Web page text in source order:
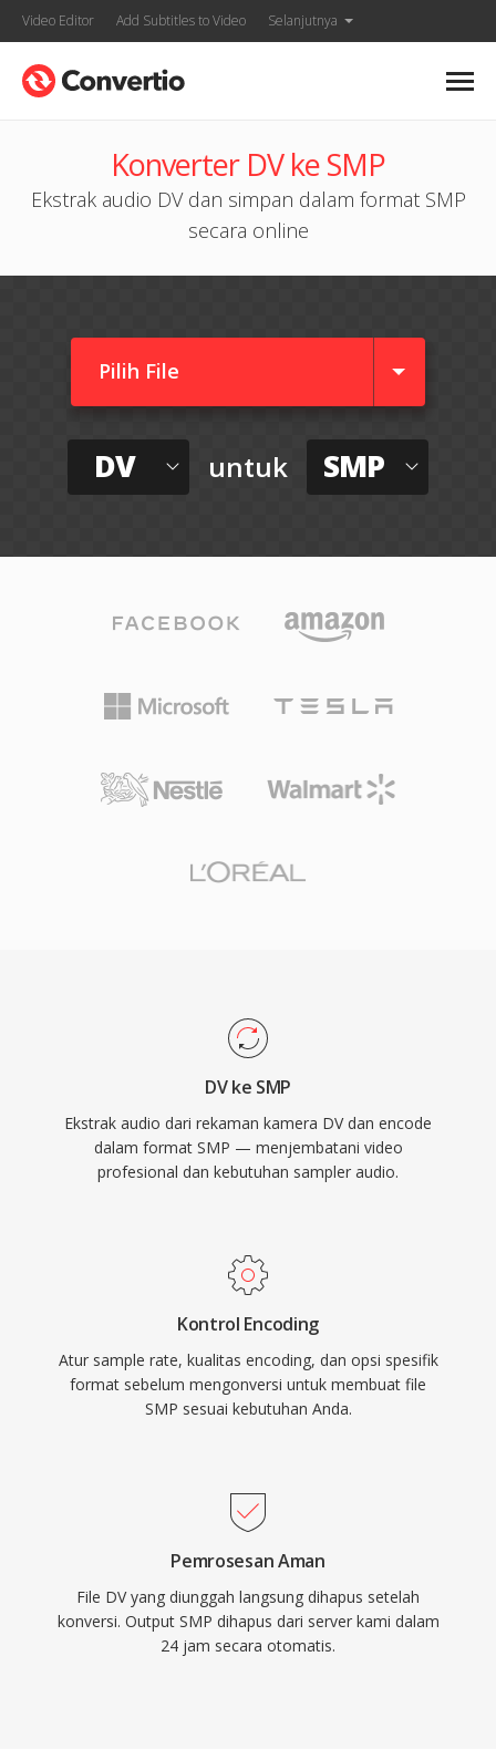
Video Editor Add Subtitles to Video Selanjutnya
Konverter DV ke SMP
Ekstrak audio DV dan simpan dalam format SMP
secara online
Pilih File
DV untuk SMP
DV ke SMP
Ekstrak audio dari rekaman kamera DV dan encode
dalam format SMP — menjembatani video
profesional dan kebutuhan sampler audio.
Kontrol Encoding
Atur sample rate, kualitas encoding, dan opsi spesifik
format sebelum mengonversi untuk membuat file
SMP sesuai kebutuhan Anda.
Pemrosesan Aman
File DV yang diunggah langsung dihapus setelah
konversi. Output SMP dihapus dari server kami dalam
24 jam secara otomatis.